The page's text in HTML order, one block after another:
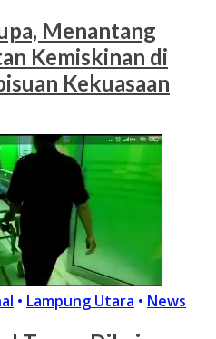
Menantang
Kemiskinan di
Kekuasaan
• Lampung Utara • News